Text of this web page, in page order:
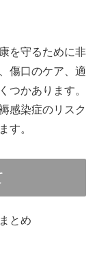
を守るために非
傷口のケア、適
つかあります。
感染症のリスク
す。